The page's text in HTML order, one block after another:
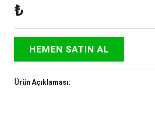
₺
HEMEN SATIN AL
Ürün Açıklaması: